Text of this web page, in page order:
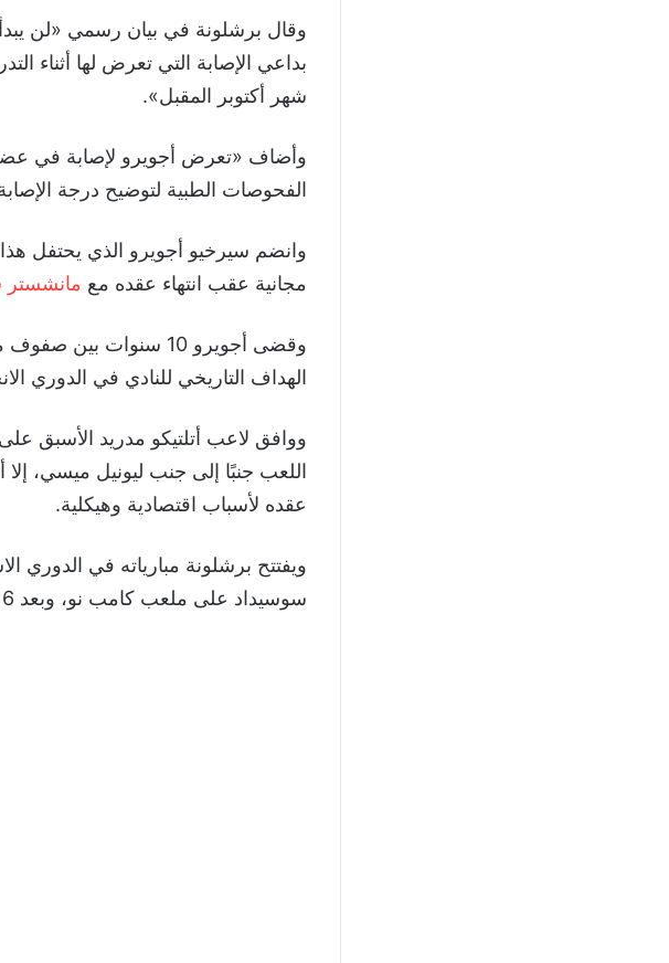
وقال برشلونة في بيان رسمي «لن
بداعي الإصابة التي تعرض لها أثناء
شهر أكتوبر المقبل».
وأضاف «تعرض أجويرو لإصابة في
الفحوصات الطبية لتوضيح درجة
مجانية عقب انتهاء عقده مع مانشستر
وقضى أجويرو 10 سنوات
الهداف التاريخي للنادي في الدوري
ووافق لاعب أتلتيكو مدريد الأسبق
اللعب جنبًا إلى جنب ليونيل ميسي، إلا
عقده لأسباب اقتصادية وهيكلية.
سوسيداد على ملعب كامب نو، وبعد 6 أيام سيحل ضيفًا على أثلتيك بلباو في الجولة الثانية.